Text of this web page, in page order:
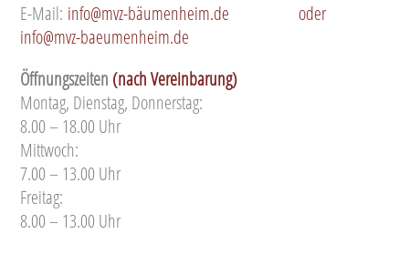
E-Mail: info@mvz-bäumenheim.de
oder
info@mvz-baeumenheim.de
Öffnungszeiten (nach Vereinbarung)
Montag, Dienstag, Donnerstag:
8.00 – 18.00 Uhr
Mittwoch:
7.00 – 13.00 Uhr
Freitag:
8.00 – 13.00 Uhr